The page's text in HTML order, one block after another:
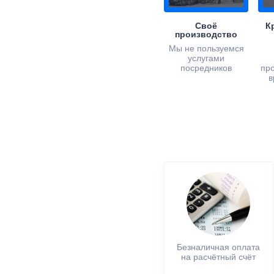
Своё
производство
Мы не пользуемся
услугами
посредников
Безналичная оплата
на расчётный счёт